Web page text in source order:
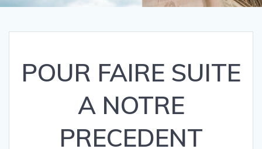
POUR FAIRE SUITE
A NOTRE
PRECEDENT